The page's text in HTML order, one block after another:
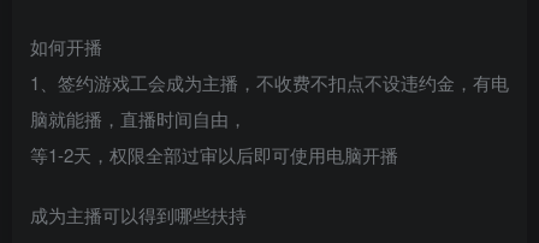
如何开播
1、签约游戏工会成为主播，不收费不扣点不设违约金，有电
脑就能播，直播时间自由，
等1-2天，权限全部过审以后即可使用电脑开播
成为主播可以得到哪些扶持